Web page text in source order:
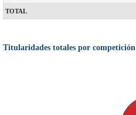
TOTAL
Titularidades totales por competición